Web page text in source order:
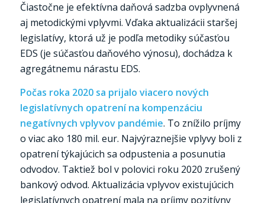
Čiastočne je efektívna daňová sadzba ovplyvnená
aj metodickými vplyvmi. Vďaka aktualizácii staršej
legislatívy, ktorá už je podľa metodiky súčasťou
EDS (je súčasťou daňového výnosu), dochádza k
agregátnemu nárastu EDS.
Počas roka 2020 sa prijalo viacero nových
legislatívnych opatrení na kompenzáciu
negatívnych vplyvov pandémie. To znížilo príjmy
o viac ako 180 mil. eur. Najvýraznejšie vplyvy boli z
opatrení týkajúcich sa odpustenia a posunutia
odvodov. Taktiež bol v polovici roku 2020 zrušený
bankový odvod. Aktualizácia vplyvov existujúcich
legislatívnych opatrení mala na príjmy pozitívny